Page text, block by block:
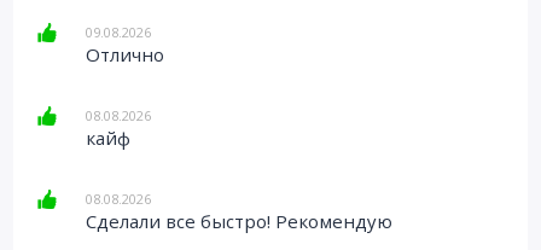
09.08.2026
Отлично
08.08.2026
кайф
08.08.2026
Сделали все быстро! Рекомендую